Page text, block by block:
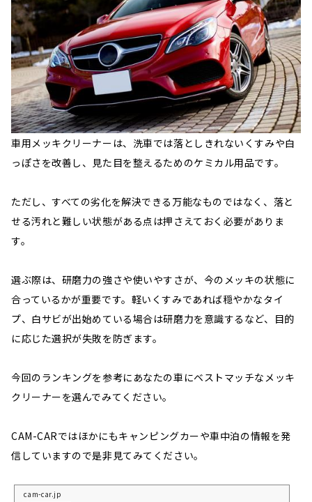
車用メッキクリーナーは、洗車では落としきれないくすみや白
っぽさを改善し、見た目を整えるためのケミカル用品です。
ただし、すべての劣化を解決できる万能なものではなく、落と
せる汚れと難しい状態がある点は押さえておく必要がありま
す。
選ぶ際は、研磨力の強さや使いやすさが、今のメッキの状態に
合っているかが重要です。軽いくすみであれば穏やかなタイ
プ、白サビが出始めている場合は研磨力を意識するなど、目的
に応じた選択が失敗を防ぎます。
今回のランキングを参考にあなたの車にベストマッチなメッキ
クリーナーを選んでみてください。
CAM-CARではほかにもキャンピングカーや車中泊の情報を発
信していますので是非見てみてください。
cam-car.jp